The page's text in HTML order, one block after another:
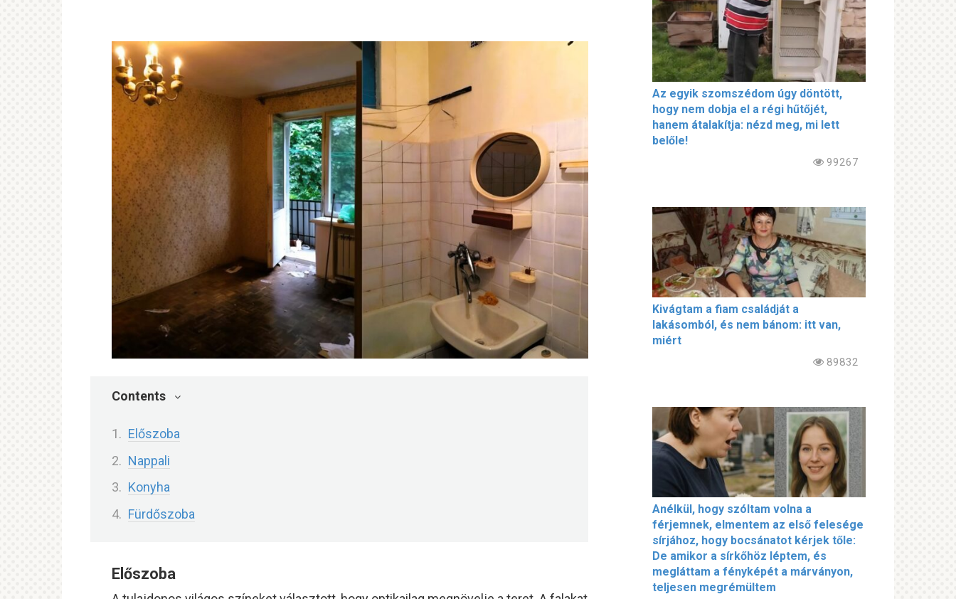
Contents
Előszoba
Nappali
Konyha
Fürdőszoba
Előszoba
Az egyik szomszédom úgy döntött,
hogy nem dobja el a régi hűtőjét,
hanem átalakítja: nézd meg, mi lett
belőle!
99267
Kivágtam a fiam családját a
lakásomból, és nem bánom: itt van,
miért
89832
Anélkül, hogy szóltam volna a
férjemnek, elmentem az első felesége
sírjához, hogy bocsánatot kérjek tőle:
De amikor a sírkőhöz léptem, és
megláttam a fényképét a márványon,
teljesen megrémültem